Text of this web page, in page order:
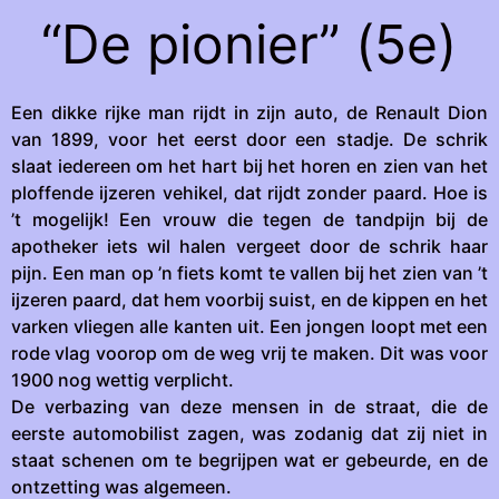
“De pionier” (5e)
Een dikke rijke man rijdt in zijn auto, de Renault Dion
van 1899, voor het eerst door een stadje. De schrik
slaat iedereen om het hart bij het horen en zien van het
ploffende ijzeren vehikel, dat rijdt zonder paard. Hoe is
’t mogelijk! Een vrouw die tegen de tandpijn bij de
apotheker iets wil halen vergeet door de schrik haar
pijn. Een man op ’n fiets komt te vallen bij het zien van ’t
ijzeren paard, dat hem voorbij suist, en de kippen en het
varken vliegen alle kanten uit. Een jongen loopt met een
rode vlag voorop om de weg vrij te maken. Dit was voor
1900 nog wettig verplicht.
De verbazing van deze mensen in de straat, die de
eerste automobilist zagen, was zodanig dat zij niet in
staat schenen om te begrijpen wat er gebeurde, en de
ontzetting was algemeen.